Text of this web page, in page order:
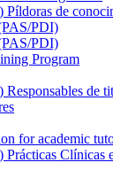
Píldoras de
PDI)
PDI)
Program
Responsables de
for academic
Prácticas Clínicas